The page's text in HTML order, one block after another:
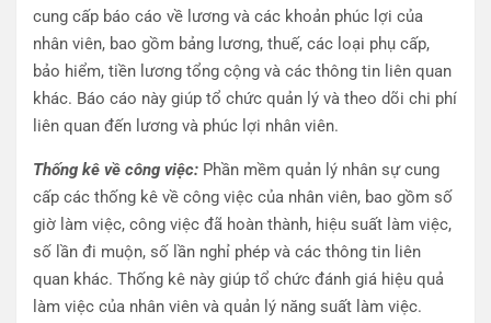
cung cấp báo cáo về lương và các khoản phúc lợi của
nhân viên, bao gồm bảng lương, thuế, các loại phụ cấp,
bảo hiểm, tiền lương tổng cộng và các thông tin liên quan
khác. Báo cáo này giúp tổ chức quản lý và theo dõi chi phí
liên quan đến lương và phúc lợi nhân viên.
Thống kê về công việc: Phần mềm quản lý nhân sự cung
cấp các thống kê về công việc của nhân viên, bao gồm số
giờ làm việc, công việc đã hoàn thành, hiệu suất làm việc,
số lần đi muộn, số lần nghỉ phép và các thông tin liên
quan khác. Thống kê này giúp tổ chức đánh giá hiệu quả
làm việc của nhân viên và quản lý năng suất làm việc.